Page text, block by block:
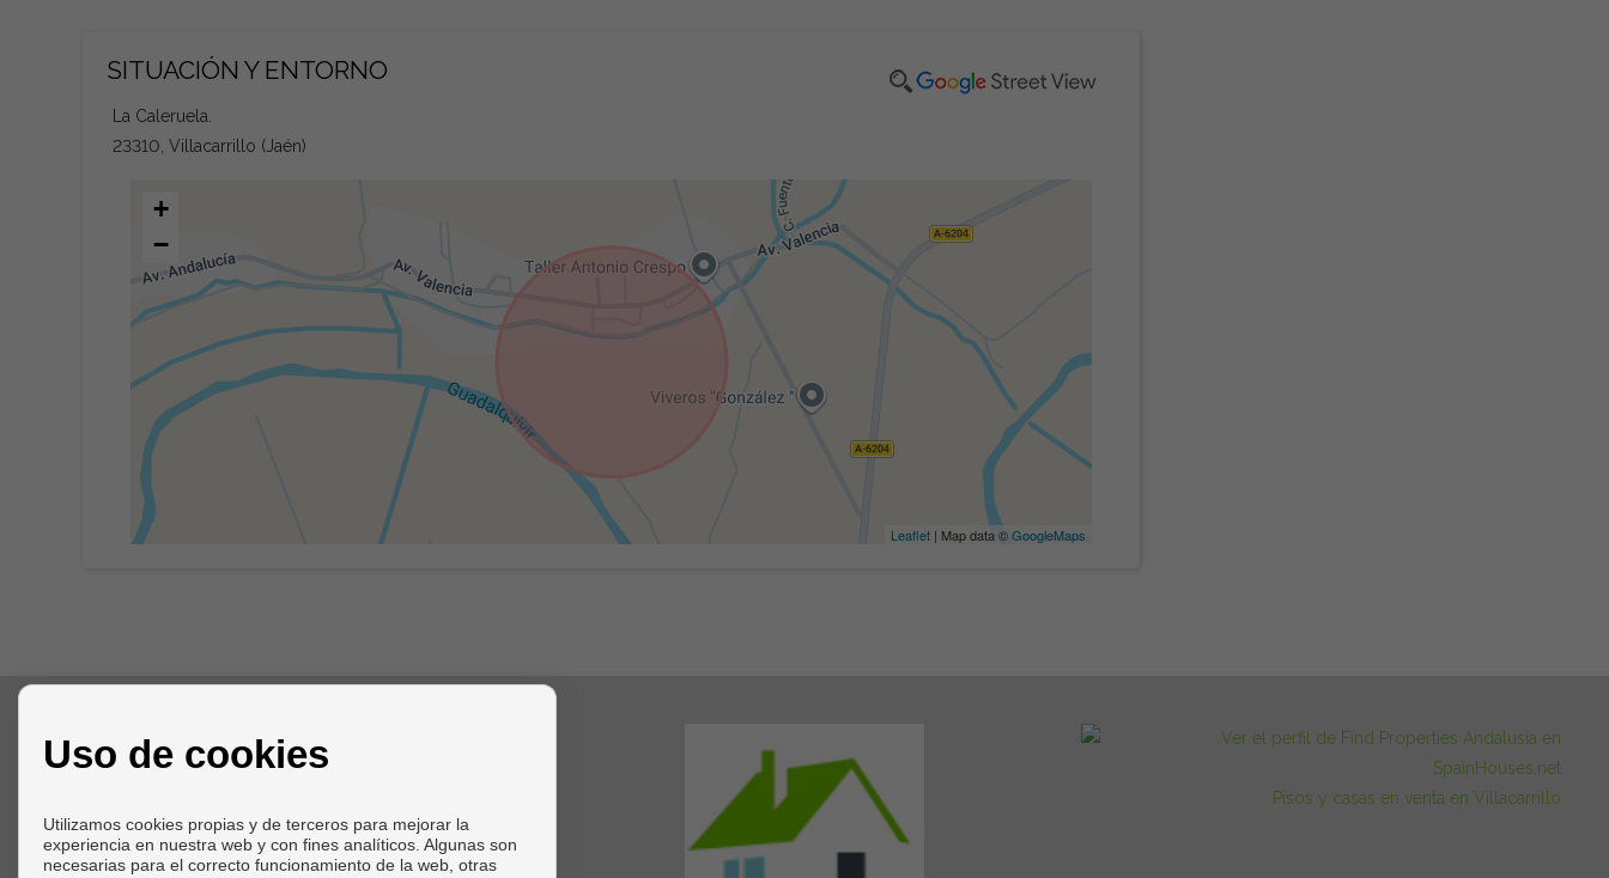
SITUACIÓN Y ENTORNO
La Caleruela.
23310, Villacarrillo (Jaén)
+
−
Leaflet | Map data ©GoogleMaps
CONTACTO
+34 618064889
admin@findpropertiesandalusia.com
Pisos y casas en venta en Villacarrillo
Uso de cookies
Utilizamos cookies propias y de terceros para mejorar la
experiencia en nuestra web y con fines analíticos. Algunas son
necesarias para el correcto funcionamiento de la web, otras